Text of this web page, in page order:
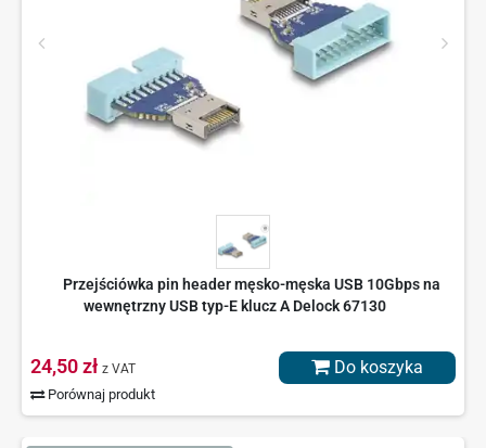
Przejściówka pin header męsko-męska USB 10Gbps na
wewnętrzny USB typ-E klucz A Delock 67130
24,50 zł z VAT
Porównaj produkt
Do koszyka